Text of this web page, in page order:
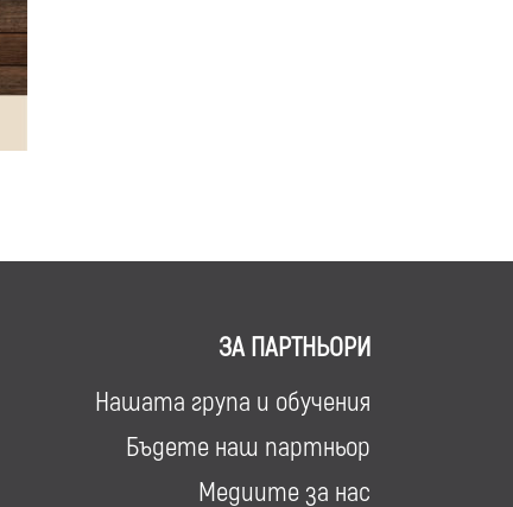
ЗА ПАРТНЬОРИ
Нашата група и обучения
Бъдете наш партньор
Медиите за нас